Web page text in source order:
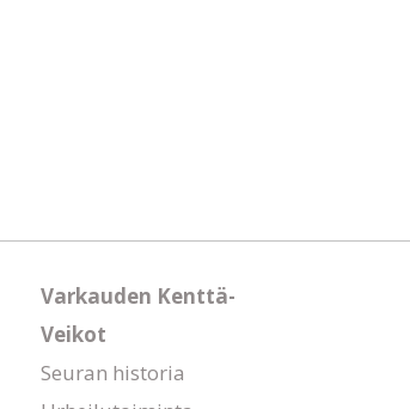
Varkauden Kenttä-
Veikot
Seuran historia